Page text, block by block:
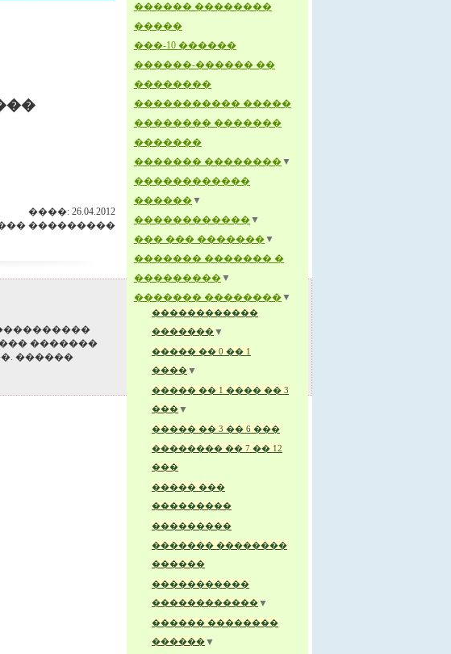
������ ��������
�����
���-10 ������
������-������ ��
��������
����������� �����
�������� �������
�������
������� ��������▼
������������
������▼
������������▼
��� ��� �������▼
������� ������� �
���������▼
������� ��������▼
������������
�������▼
����� �� 0 �� 1
����▼
����� �� 1 ���� �� 3
���▼
����� �� 3 �� 6 ���
�������� �� 7 �� 12
���
����� ���
���������
���������
������� ��������
������
�����������
������������▼
������ ��������
������▼
����: 26.04.2012
���������
�������
������